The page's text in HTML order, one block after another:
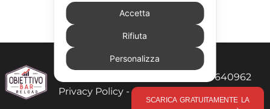
© 2026 RELOAD FC srl - P.I 12244640962
Privacy Policy -Cookie Policy
Accetta
Rifiuta
Personalizza
SCARICA GRATUITAMENTE LA